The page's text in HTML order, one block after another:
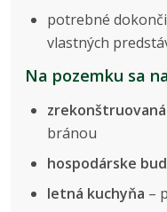
potrebné
vlastných
Na pozemku sa
bránou
hospodárske
letná kuchyňa –